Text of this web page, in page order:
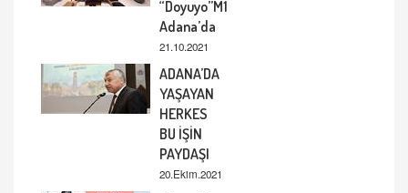
“Doyuyo”M1
Adana’da
21.10.2021
ADANA’DA
YAŞAYAN
HERKES
BU İŞİN
PAYDAŞI
20.Ekim.2021